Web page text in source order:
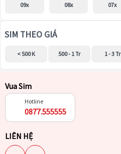
09x 08x 07x
SIM THEO GIÁ
< 500 K 500 - 1 Tr 1 - 3 Tr
Vua Sim
Hotline
0877.555555
LIÊN HỆ